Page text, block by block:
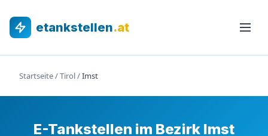
etankstellen.at
Startseite/Tirol/Imst
E-Tankstellen im Bezirk Imst